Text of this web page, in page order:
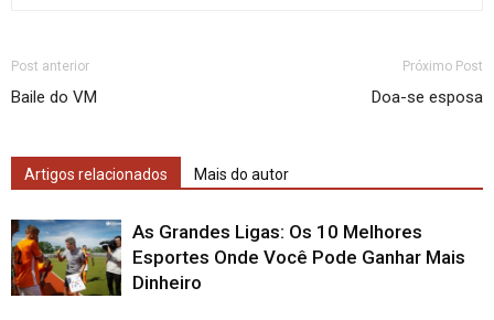
Post anterior
Baile do VM
Próximo Post
Doa-se esposa
Artigos relacionados Mais do autor
As Grandes Ligas: Os 10 Melhores
Esportes Onde Você Pode Ganhar Mais
Dinheiro